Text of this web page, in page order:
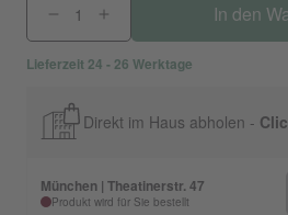
In den
Lieferzeit 24 - 26 Werktage
Direkt im Haus abholen -
München | Theatinerstr. 47
Produkt wird für Sie bestellt